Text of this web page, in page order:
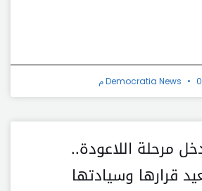
Democratia News
مرحلة اللاعودة..
قرارها وسيادتها